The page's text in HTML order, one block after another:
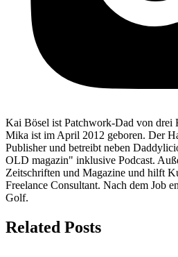
Kai Bösel ist Patchwork-Dad von drei
Mika ist im April 2012 geboren. Der
Publisher und betreibt neben
OLD magazin" inklusive Podcast.
Zeitschriften und Magazine und hilft
Freelance Consultant. Nach dem Job
Golf.
Related Posts